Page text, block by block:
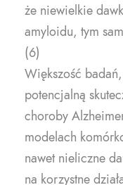
że niewielkie
amyloidu, tym
(6)
Większość
potencjalną
choroby
modelach
nawet nieliczne
na korzystne